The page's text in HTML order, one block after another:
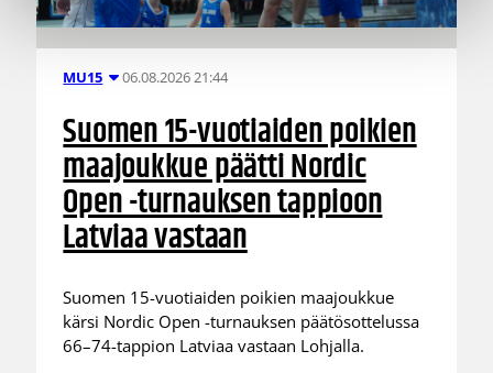
MU15 06.08.2026 21:44
Suomen 15-vuotiaiden poikien
maajoukkue päätti Nordic
Open -turnauksen tappioon
Latviaa vastaan
Suomen 15-vuotiaiden poikien maajoukkue
kärsi Nordic Open -turnauksen päätösottelussa
66–74-tappion Latviaa vastaan Lohjalla.